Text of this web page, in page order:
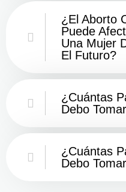
¿El Aborto
Puede
Una Mujer
El Futuro?
¿Cuántas
Debo
¿Cuántas
Debo